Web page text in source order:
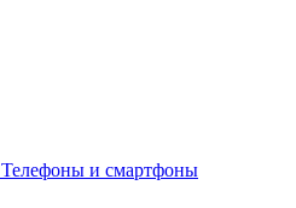
Телефоны и смартфоны